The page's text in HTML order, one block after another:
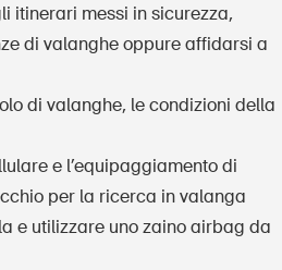
itinerari messi in sicurezza,
di valanghe oppure affidarsi a
di valanghe, le condizioni della
e l’equipaggiamento di
per la ricerca in valanga
e utilizzare uno zaino airbag da